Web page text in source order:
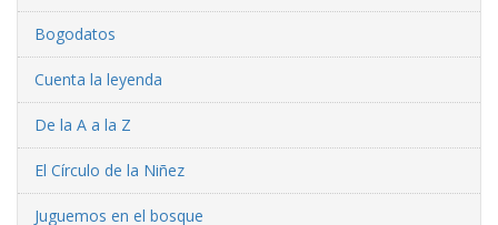
Bogodatos
Cuenta la leyenda
De la A a la Z
El Círculo de la Niñez
Juguemos en el bosque